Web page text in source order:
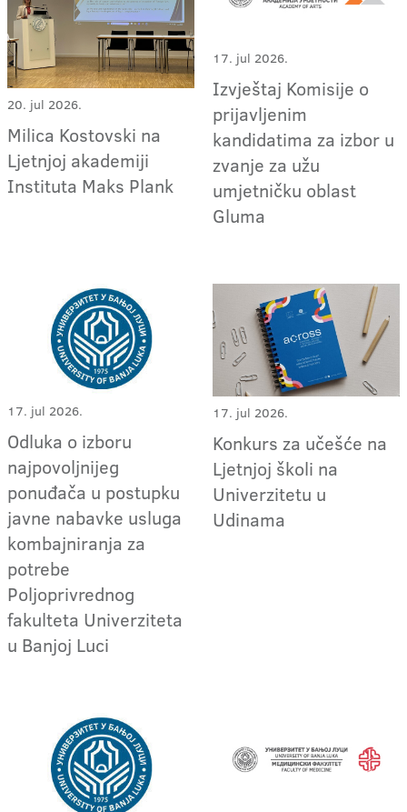
20. jul 2026.
Milica Kostovski na
Ljetnjoj akademiji
Instituta Maks Plank
17. jul 2026.
Izvještaj Komisije o
prijavljenim
kandidatima za izbor u
zvanje za užu
umjetničku oblast
Gluma
17. jul 2026.
Odluka o izboru
najpovoljnijeg
ponuđača u postupku
javne nabavke usluga
kombajniranja za
potrebe
Poljoprivrednog
fakulteta Univerziteta
u Banjoj Luci
17. jul 2026.
Konkurs za učešće na
Ljetnjoj školi na
Univerzitetu u
Udinama